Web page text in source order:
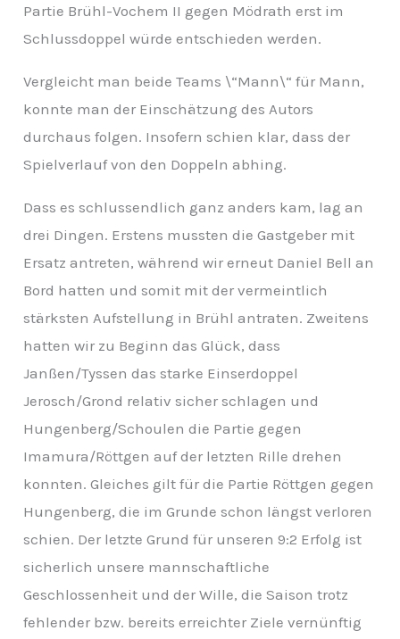
Partie Brühl-Vochem II gegen Mödrath erst im
Schlussdoppel würde entschieden werden.
Vergleicht man beide Teams \“Mann\“ für Mann,
konnte man der Einschätzung des Autors
durchaus folgen. Insofern schien klar, dass der
Spielverlauf von den Doppeln abhing.
Dass es schlussendlich ganz anders kam, lag an
drei Dingen. Erstens mussten die Gastgeber mit
Ersatz antreten, während wir erneut Daniel Bell an
Bord hatten und somit mit der vermeintlich
stärksten Aufstellung in Brühl antraten. Zweitens
hatten wir zu Beginn das Glück, dass
Janßen/Tyssen das starke Einserdoppel
Jerosch/Grond relativ sicher schlagen und
Hungenberg/Schoulen die Partie gegen
Imamura/Röttgen auf der letzten Rille drehen
konnten. Gleiches gilt für die Partie Röttgen gegen
Hungenberg, die im Grunde schon längst verloren
schien. Der letzte Grund für unseren 9:2 Erfolg ist
sicherlich unsere mannschaftliche
Geschlossenheit und der Wille, die Saison trotz
fehlender bzw. bereits erreichter Ziele vernünftig
i
v